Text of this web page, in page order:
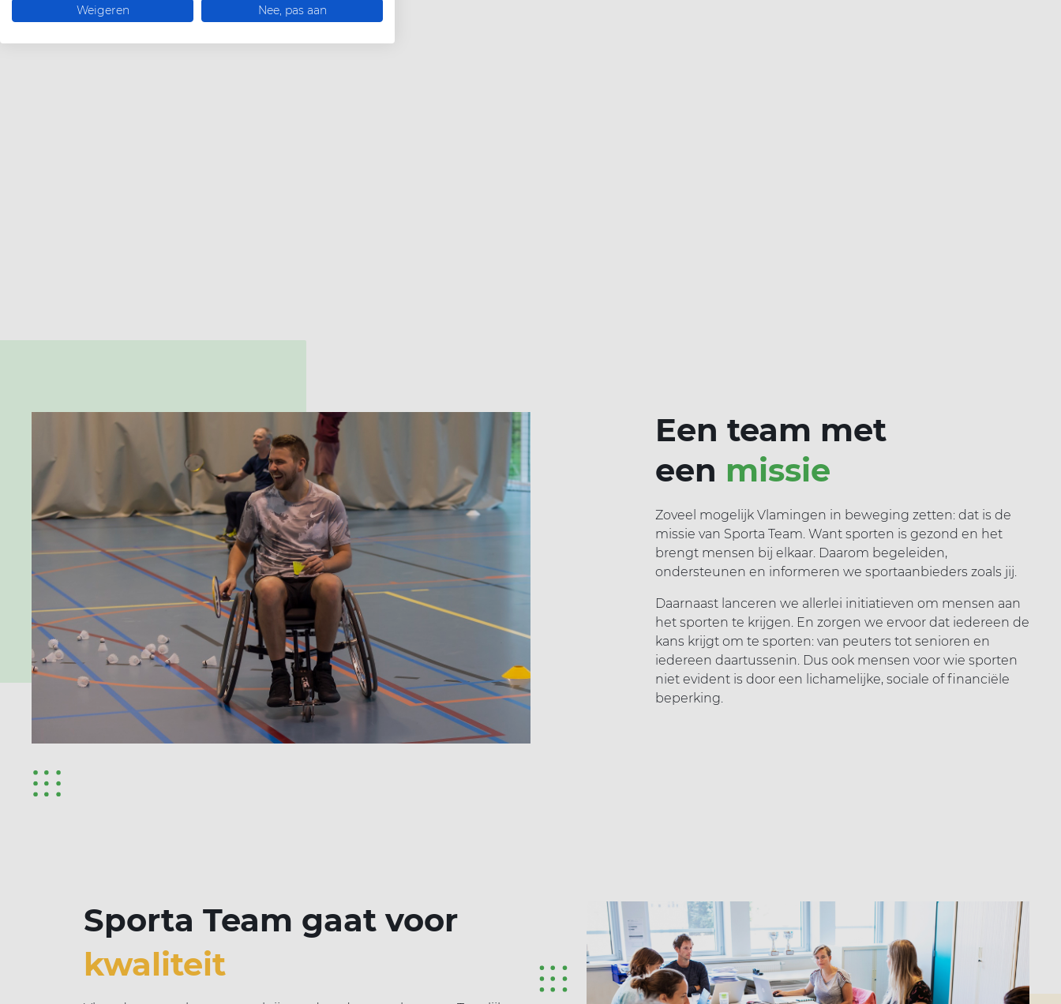
Een team met
een missie
Zoveel mogelijk Vlamingen in beweging zetten: dat is de
missie van Sporta Team. Want sporten is gezond en het
brengt mensen bij elkaar. Daarom begeleiden,
ondersteunen en informeren we sportaanbieders zoals jij.
Daarnaast lanceren we allerlei initiatieven om mensen aan
het sporten te krijgen. En zorgen we ervoor dat iedereen de
kans krijgt om te sporten: van peuters tot senioren en
iedereen daartussenin. Dus ook mensen voor wie sporten
niet evident is door een lichamelijke, sociale of financiële
beperking.
Sporta Team gaat voor
kwaliteit
Weigeren Nee, pas aan